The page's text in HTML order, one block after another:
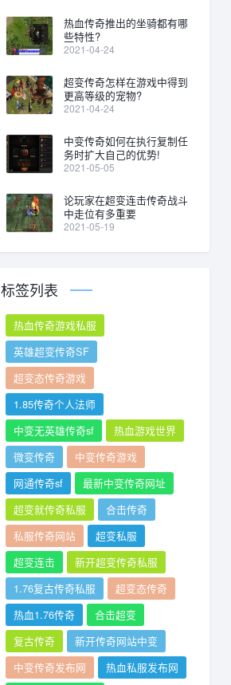
热血传奇推出的坐骑都有哪
些特性?
2021-04-24
超变传奇怎样在游戏中得到
更高等级的宠物?
2021-04-24
中变传奇如何在执行复制任
务时扩大自己的优势!
2021-05-05
论玩家在超变连击传奇战斗
中走位有多重要
2021-05-19
标签列表
热血传奇游戏私服
英雄超变传奇SF
超变态传奇游戏
1.85传奇个人法师
中变无英雄传奇sf
热血游戏世界
微变传奇
中变传奇游戏
网通传奇sf
最新中变传奇网址
超变就传奇私服
合击传奇
私服传奇网站
超变私服
超变连击
新开超变传奇私服
1.76复古传奇私服
超变态传奇
热血1.76传奇
合击超变
复古传奇
新开传奇网站中变
中变传奇发布网
热血私服发布网